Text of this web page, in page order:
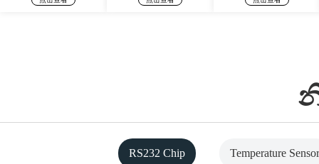
RS232 Chip Temperature Sensor